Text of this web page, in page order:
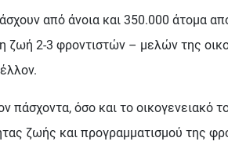
από άνοια και 350.000 άτομα
ζωή 2-3 φροντιστών – μελών της
πάσχοντα, όσο και το οικογενειακό
ζωής και προγραμματισμού της